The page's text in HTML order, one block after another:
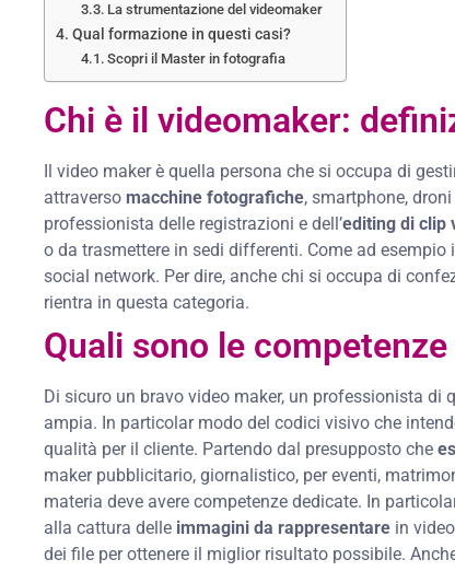
La strumentazione del videomaker
Qual formazione in questi casi?
Scopri il Master in fotografia
Chi è il videomaker:
Il video maker è quella persona che si occupa di
attraverso macchine fotografiche, smartphone,
professionista delle registrazioni e dell’editing di clip
o da trasmettere in sedi differenti. Come ad
social network. Per dire, anche chi si occupa di
rientra in questa categoria.
Quali sono le
Di sicuro un bravo video maker, un professionista di
ampia. In particolar modo del codici visivo che
qualità per il cliente. Partendo dal presupposto che
maker pubblicitario, giornalistico, per eventi,
materia deve avere competenze dedicate. In
alla cattura delle immagini da rappresentare in
dei file per ottenere il miglior risultato possibile.